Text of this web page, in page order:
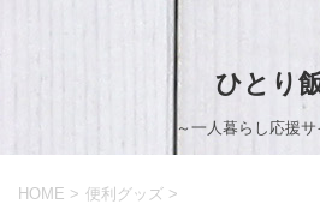
ひとり
～一人暮らし応援サ
HOME > 便利グッズ >